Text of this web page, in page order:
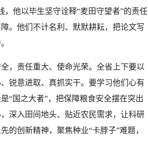
他以毕生坚守诠释“麦田守望者”的责任
。他们不计名利、默默耕耘，把论文写
，责任重大、使命光荣。全省上下要以
锐意进取、真抓实干。要学习他们心有
“国之大者”，把保障粮食安全摆在突出
深入田间地头、贴近农民需求，让科研
的创新精神，聚焦种业“卡脖子”难题，